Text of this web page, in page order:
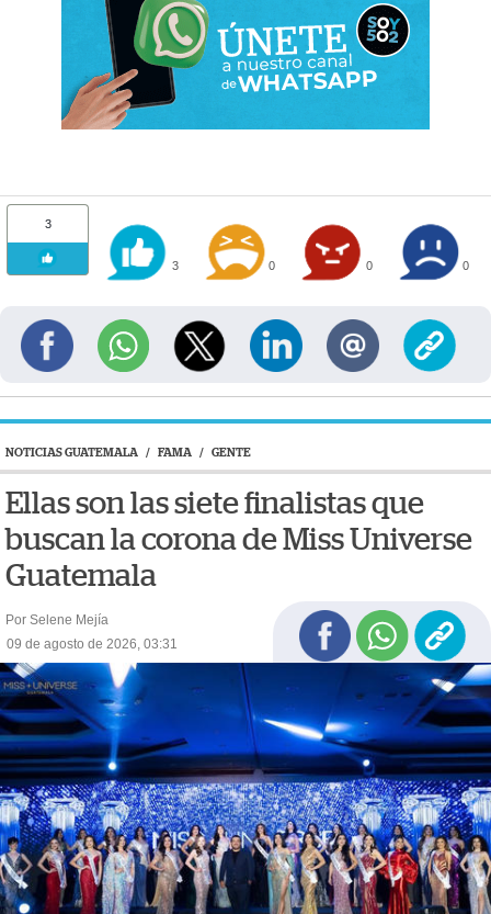
3
3 0 0 0
NOTICIAS GUATEMALA / FAMA / GENTE
Ellas son las siete finalistas que
buscan la corona de Miss Universe
Guatemala
Por Selene Mejía
09 de agosto de 2026, 03:31